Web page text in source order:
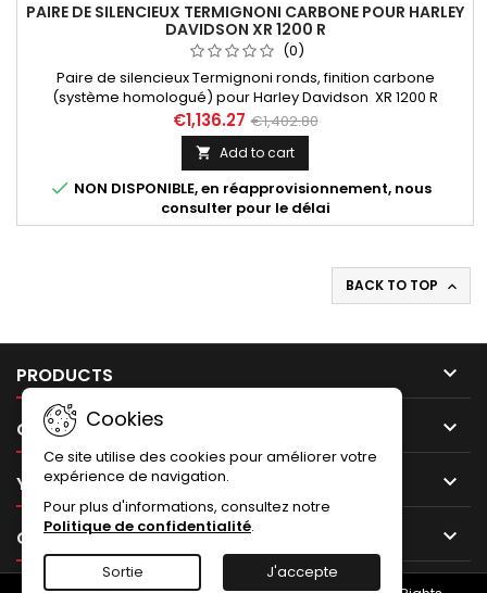
PAIRE DE SILENCIEUX TERMIGNONI CARBONE POUR HARLEY
DAVIDSON XR 1200 R
(0)
Paire de silencieux Termignoni ronds, finition carbone
(système homologué) pour Harley Davidson XR 1200 R
années tous modèles.
€1,136.27 €1,402.80
 Add to cart
 NON DISPONIBLE, en réapprovisionnement, nous
consulter pour le délai
BACK TO TOP 
PRODUCTS 
OUR COMPANY 
YOUR ACCOUNT 
CONTACT 
Cookies
Ce site utilise des cookies pour améliorer votre
expérience de navigation.
Pour plus d'informations, consultez notre
Politique de confidentialité.
Sortie J'accepte